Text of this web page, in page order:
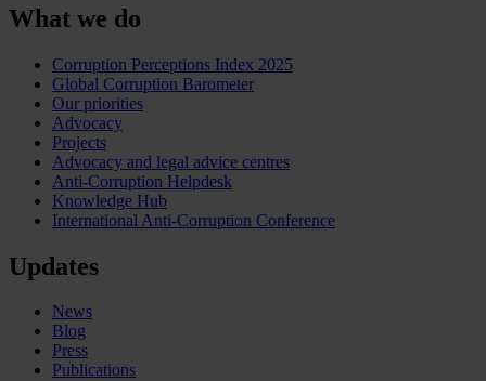
What we do
Corruption Perceptions Index 2025
Global Corruption Barometer
Our priorities
Advocacy
Projects
Advocacy and legal advice centres
Anti-Corruption Helpdesk
Knowledge Hub
International Anti-Corruption Conference
Updates
News
Blog
Press
Publications